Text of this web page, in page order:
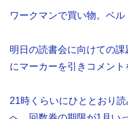
ワークマンで買い物。ベル
明日の読書会に向けての
にマーカーを引きコメント
21時くらいにひととおり